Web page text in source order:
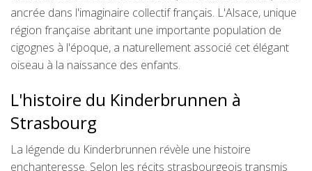
ancrée dans l'imaginaire collectif français. L'Alsace, unique
région française abritant une importante population de
cigognes à l'époque, a naturellement associé cet élégant
oiseau à la naissance des enfants.
L'histoire du Kinderbrunnen à
Strasbourg
La légende du Kinderbrunnen révèle une histoire
enchanteresse. Selon les récits strasbourgeois transmis